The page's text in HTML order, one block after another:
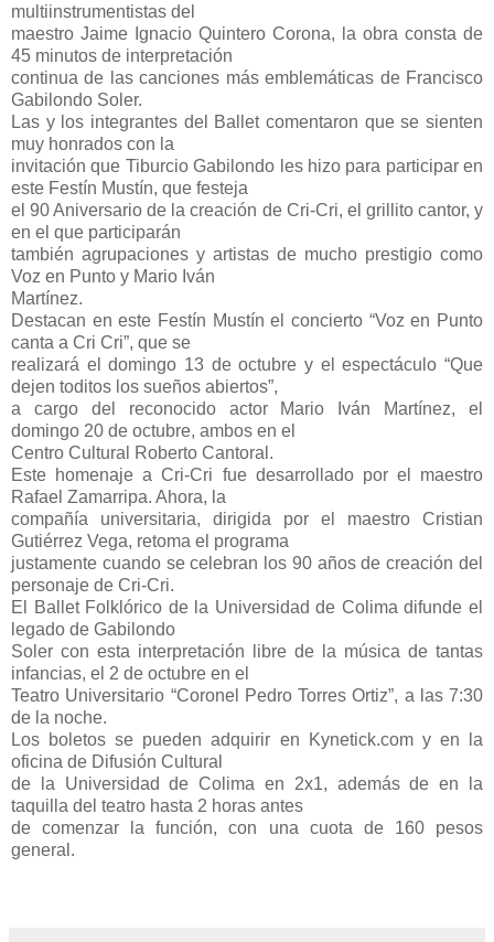
multiinstrumentistas del
maestro Jaime Ignacio Quintero Corona, la obra consta de
45 minutos de interpretación
continua de las canciones más emblemáticas de Francisco
Gabilondo Soler.
Las y los integrantes del Ballet comentaron que se sienten
muy honrados con la
invitación que Tiburcio Gabilondo les hizo para participar en
este Festín Mustín, que festeja
el 90 Aniversario de la creación de Cri-Cri, el grillito cantor, y
en el que participarán
también agrupaciones y artistas de mucho prestigio como
Voz en Punto y Mario Iván
Martínez.
Destacan en este Festín Mustín el concierto “Voz en Punto
canta a Cri Cri”, que se
realizará el domingo 13 de octubre y el espectáculo “Que
dejen toditos los sueños abiertos”,
a cargo del reconocido actor Mario Iván Martínez, el
domingo 20 de octubre, ambos en el
Centro Cultural Roberto Cantoral.
Este homenaje a Cri-Cri fue desarrollado por el maestro
Rafael Zamarripa. Ahora, la
compañía universitaria, dirigida por el maestro Cristian
Gutiérrez Vega, retoma el programa
justamente cuando se celebran los 90 años de creación del
personaje de Cri-Cri.
El Ballet Folklórico de la Universidad de Colima difunde el
legado de Gabilondo
Soler con esta interpretación libre de la música de tantas
infancias, el 2 de octubre en el
Teatro Universitario “Coronel Pedro Torres Ortiz”, a las 7:30
de la noche.
Los boletos se pueden adquirir en Kynetick.com y en la
oficina de Difusión Cultural
de la Universidad de Colima en 2x1, además de en la
taquilla del teatro hasta 2 horas antes
de comenzar la función, con una cuota de 160 pesos
general.